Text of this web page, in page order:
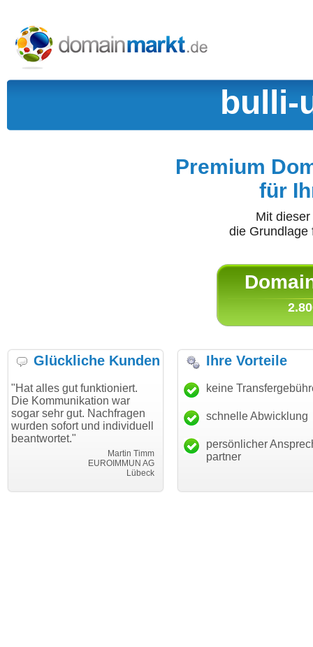
bulli-
Premium
für
Mit
die
Glückliche Kunden
gut funktioniert.
war
gut. Nachfragen
und individuell
EUROIMMUN AG
"Danke für den schnellen
Transfer und guten Service!"
Thomas Schäfer
i can eckert communication GmbH
"Ich bin
haben.
mein
Ihre Vorteile
keine
schnelle Abwicklung
persönlicher
partner